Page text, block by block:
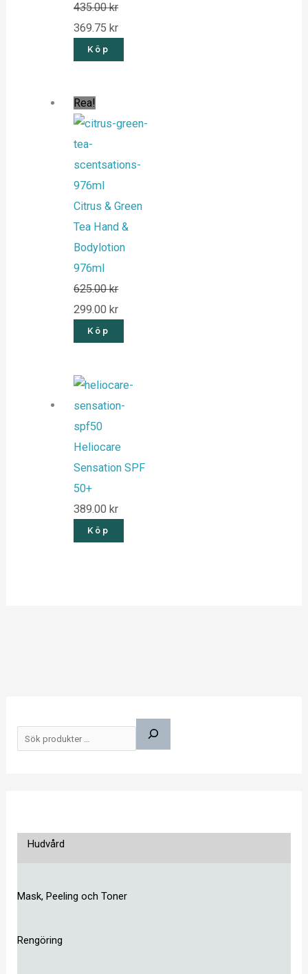
ö
k
Hudvård
Mask, Peeling och Toner
Rengöring
435.00kr
369.75 kr
Köp
Rea!
Citrus & Green
Tea Hand &
Bodylotion
976ml
625.00kr
299.00 kr
Köp
Heliocare
Sensation SPF
50+
389.00kr
Köp